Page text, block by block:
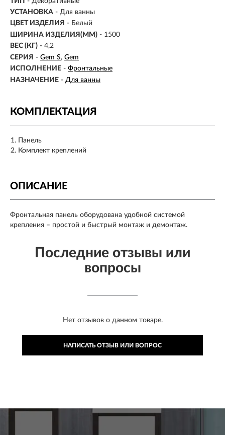
УСТАНОВКА - Для ванны
ЦВЕТ ИЗДЕЛИЯ - Белый
ШИРИНА ИЗДЕЛИЯ(ММ) - 1500
ВЕС (КГ) - 4,2
СЕРИЯ - Gem S Gem
ИСПОЛНЕНИЕ - Фронтальные
НАЗНАЧЕНИЕ - Для ванны
КОМПЛЕКТАЦИЯ
Панель
Комплект креплений
ОПИСАНИЕ
Фронтальная панель оборудована удобной системой
крепления – простой и быстрый монтаж и демонтаж.
Последние отзывы или
вопросы
Нет отзывов о данном товаре.
НАПИСАТЬ ОТЗЫВ ИЛИ ВОПРОС